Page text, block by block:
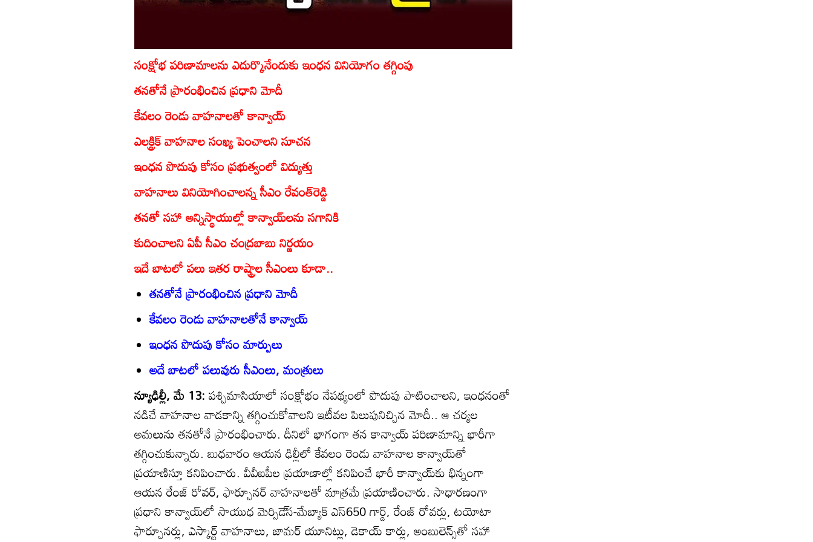
సంక్షోభ పరిణామాలను ఎదుర్కొనేందుకు ఇంధన వినియోగం తగ్గింపు
తనతోనే ప్రారంభించిన ప్రధాని మోదీ
కేవలం రెండు వాహనాలతో కాన్వాయ్‌
ఎలక్ట్రిక్‌ వాహనాల సంఖ్య పెంచాలని సూచన
ఇంధన పొదుపు కోసం ప్రభుత్వంలో విద్యుత్తు
వాహనాలు వినియోగించాలన్న సీఎం రేవంత్‌రెడ్డి
తనతో సహా అన్నిస్థాయుల్లో కాన్వాయ్‌లను సగానికి
కుదించాలని ఏపీ సీఎం చంద్రబాబు నిర్ణయం
ఇదే బాటలో పలు ఇతర రాష్ట్రాల సీఎంలు కూడా..
తనతోనే ప్రారంభించిన ప్రధాని మోదీ
కేవలం రెండు వాహనాలతోనే కాన్వాయ్‌
ఇంధన పొదుపు కోసం మార్పులు
అదే బాటలో పలువురు సీఎంలు, మంత్రులు
న్యూఢిల్లీ, మే 13:పశ్చిమాసియాలో సంక్షోభం నేపథ్యంలో పొదుపు పాటించాలని, ఇంధనంతో
నడిచే వాహనాల వాడకాన్ని తగ్గించుకోవాలని ఇటీవల పిలుపునిచ్చిన మోదీ.. ఆ చర్యల
అమలును తనతోనే ప్రారంభించారు. దీనిలో భాగంగా తన కాన్వాయ్‌ పరిణామాన్ని భారీగా
తగ్గించుకున్నారు. బుధవారం ఆయన ఢిల్లీలో కేవలం రెండు వాహనాల కాన్వాయ్‌తో
ప్రయాణిస్తూ కనిపించారు. వీవీఐపీల ప్రయాణాల్లో కనిపించే భారీ కాన్వాయ్‌కు భిన్నంగా
ఆయన రేంజ్‌ రోవర్‌, ఫార్చూనర్‌ వాహనాలతో మాత్రమే ప్రయాణించారు. సాధారణంగా
ప్రధాని కాన్వాయ్‌లో సాయుధ మెర్సిడె్‌స-మేబ్యాక్‌ ఎస్‌650 గార్డ్‌, రేంజ్‌ రోవర్లు, టయోటా
ఫార్చూనర్లు, ఎస్కార్ట్‌ వాహనాలు, జామర్‌ యూనిట్లు, డెకాయ్‌ కార్లు, అంబులెన్స్‌తో సహా